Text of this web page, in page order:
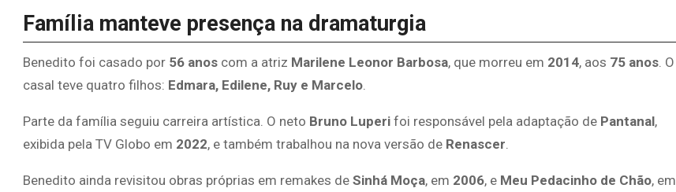
Família manteve presença na dramaturgia
Benedito foi casado por 56 anos com a atriz Marilene Leonor Barbosa, que morreu em 2014, aos 75 anos. O
casal teve quatro filhos: Edmara, Edilene, Ruy e Marcelo.
Parte da família seguiu carreira artística. O neto Bruno Luperi foi responsável pela adaptação de Pantanal,
exibida pela TV Globo em 2022, e também trabalhou na nova versão de Renascer.
Benedito ainda revisitou obras próprias em remakes de Sinhá Moça, em 2006, e Meu Pedacinho de Chão, em